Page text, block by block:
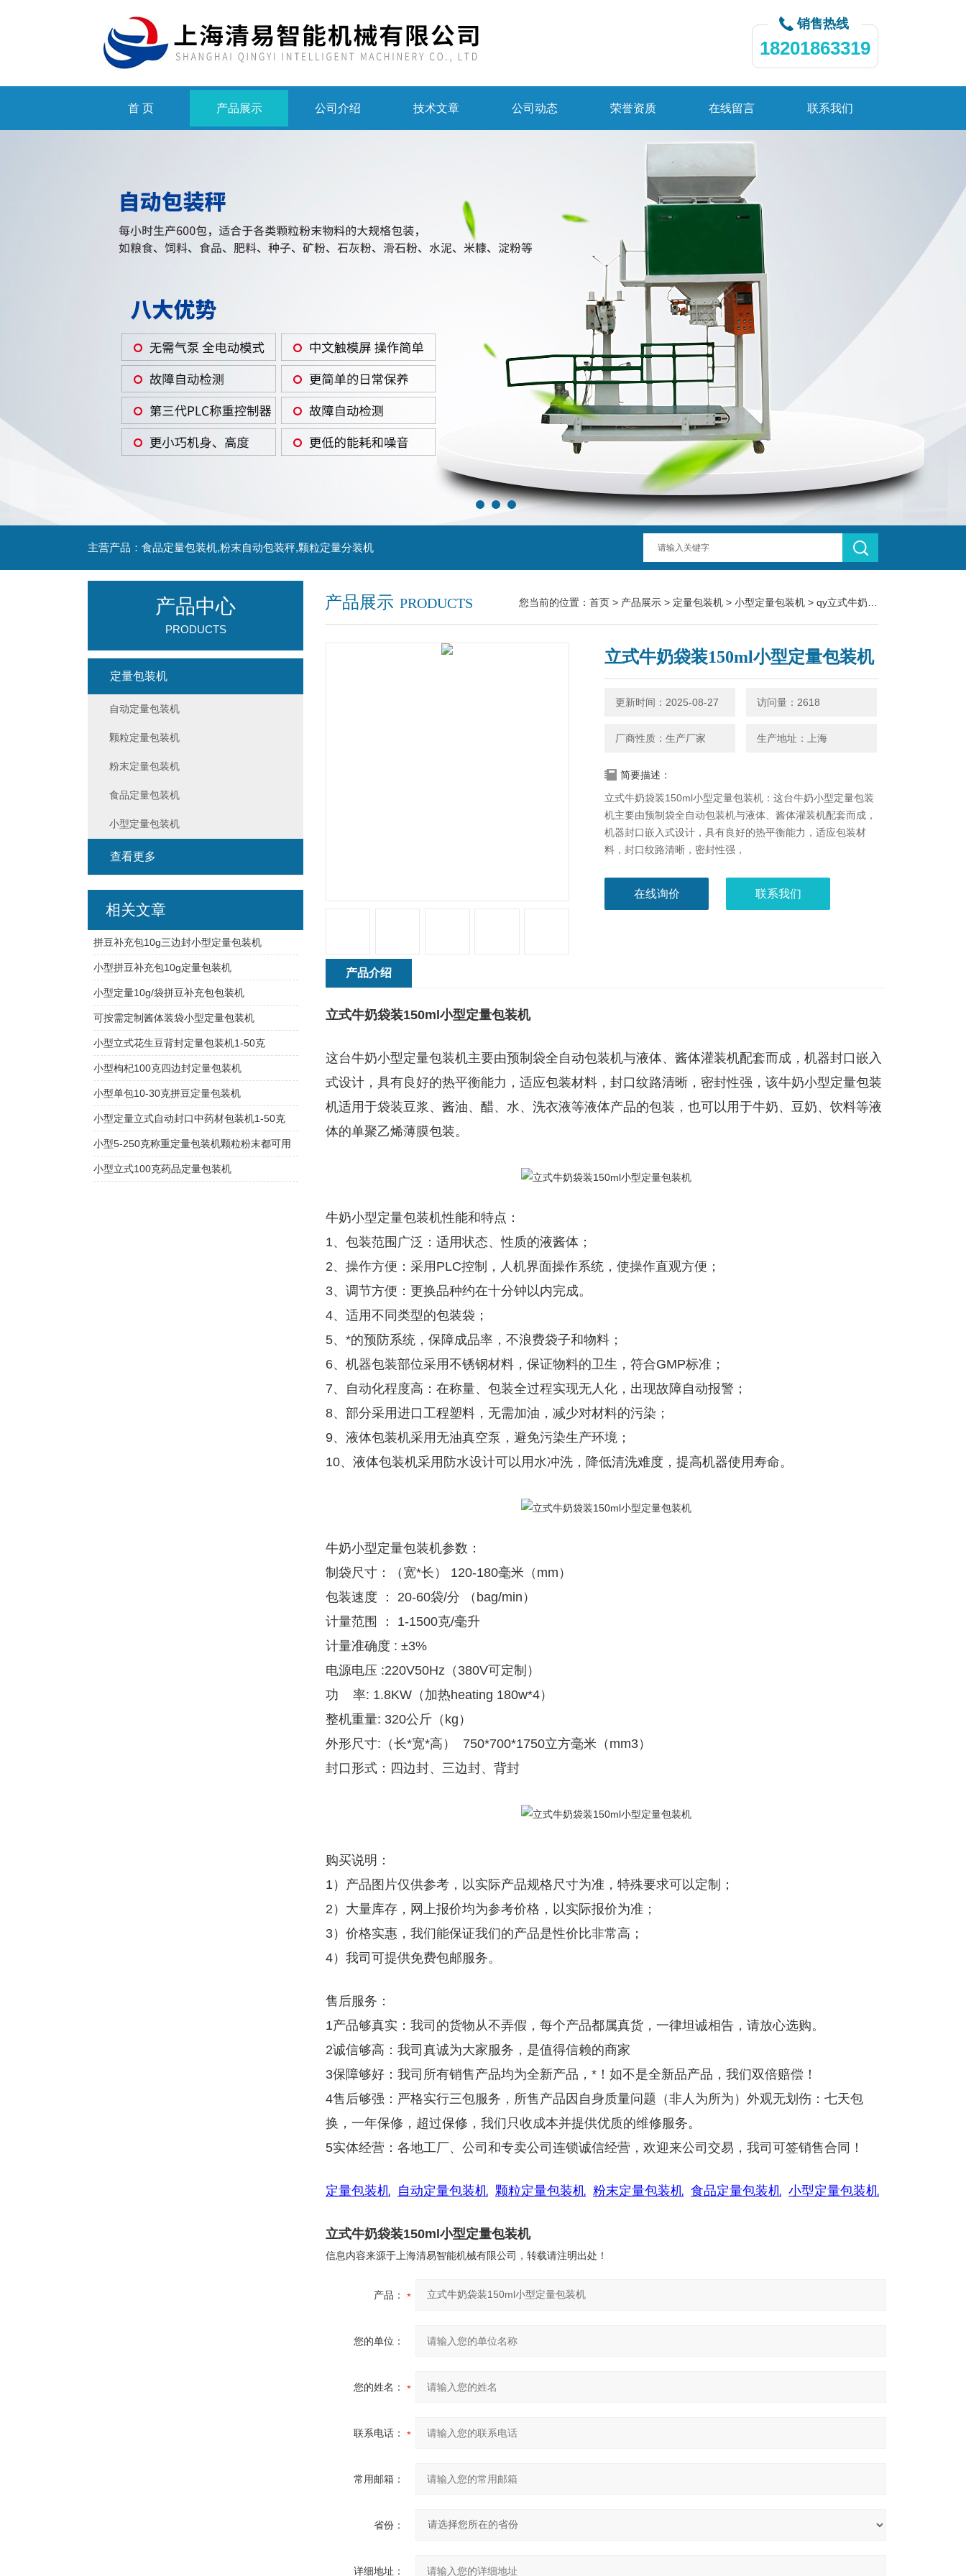
销售热线
18201863319
首 页 产品展示 公司介绍 技术文章 公司动态 荣誉资质 在线留言 联系我们
主营产品：食品定量包装机,粉末自动包装秤,颗粒定量分装机
产品展示 PRODUCTS 您当前的位置： 首页 > 产品展示 > 定量包装机 > 小型定量包装机 > qy立式牛奶袋装150ml小型定量包装机
立式牛奶袋装150ml小型定量包装机
更新时间：2025-08-27 访问量：2618
厂商性质：生产厂家 生产地址：上海
简要描述：
立式牛奶袋装150ml小型定量包装机：这台牛奶小型定量包装
机​主要由预制袋全自动包装机与液体、酱体灌装机配套而成，
机器封口嵌入式设计，具有良好的热平衡能力，适应包装材
料，封口纹路清晰，密封性强，
在线询价 联系我们
产品介绍
立式牛奶袋装150ml小型定量包装机
这台牛奶小型定量包装机主要由预制袋全自动包装机与液体、酱体灌装机配套而成，机器封口嵌入
式设计，具有良好的热平衡能力，适应包装材料，封口纹路清晰，密封性强，该牛奶小型定量包装
机适用于袋装豆浆、酱油、醋、水、洗衣液等液体产品的包装，也可以用于牛奶、豆奶、饮料等液
体的单聚乙烯薄膜包装。
牛奶小型定量包装机性能和特点：
1、包装范围广泛：适用状态、性质的液酱体；
2、操作方便：采用PLC控制，人机界面操作系统，使操作直观方便；
3、调节方便：更换品种约在十分钟以内完成。
4、适用不同类型的包装袋；
5、*的预防系统，保障成品率，不浪费袋子和物料；
6、机器包装部位采用不锈钢材料，保证物料的卫生，符合GMP标准；
7、自动化程度高：在称量、包装全过程实现无人化，出现故障自动报警；
8、部分采用进口工程塑料，无需加油，减少对材料的污染；
9、液体包装机采用无油真空泵，避免污染生产环境；
10、液体包装机采用防水设计可以用水冲洗，降低清洗难度，提高机器使用寿命。
牛奶小型定量包装机参数：
制袋尺寸：（宽*长） 120-180毫米（mm）
包装速度 ： 20-60袋/分 （bag/min）
计量范围 ： 1-1500克/毫升
计量准确度 : ±3%
电源电压 :220V50Hz（380V可定制）
功 率: 1.8KW（加热heating 180w*4）
整机重量: 320公斤（kg）
外形尺寸:（长*宽*高） 750*700*1750立方毫米（mm3）
封口形式：四边封、三边封、背封
购买说明：
1）产品图片仅供参考，以实际产品规格尺寸为准，特殊要求可以定制；
2）大量库存，网上报价均为参考价格，以实际报价为准；
3）价格实惠，我们能保证我们的产品是性价比非常高；
4）我司可提供免费包邮服务。
售后服务：
1产品够真实：我司的货物从不弄假，每个产品都属真货，一律坦诚相告，请放心选购。
2诚信够高：我司真诚为大家服务，是值得信赖的商家
3保障够好：我司所有销售产品均为全新产品，*！如不是全新品产品，我们双倍赔偿！
4售后够强：严格实行三包服务，所售产品因自身质量问题（非人为所为）外观无划伤：七天包
换，一年保修，超过保修，我们只收成本并提供优质的维修服务。
5实体经营：各地工厂、公司和专卖公司连锁诚信经营，欢迎来公司交易，我司可签销售合同！
定量包装机 自动定量包装机 颗粒定量包装机 粉末定量包装机 食品定量包装机 小型定量包装机
立式牛奶袋装150ml小型定量包装机
信息内容来源于上海清易智能机械有限公司，转载请注明出处！
产品：
您的单位：
您的姓名：
联系电话：
常用邮箱：
省份：
详细地址：
产品中心
PRODUCTS
定量包装机
自动定量包装机
颗粒定量包装机
粉末定量包装机
食品定量包装机
小型定量包装机
查看更多
相关文章
拼豆补充包10g三边封小型定量包装机
小型拼豆补充包10g定量包装机
小型定量10g/袋拼豆补充包包装机
可按需定制酱体装袋小型定量包装机
小型立式花生豆背封定量包装机1-50克
小型枸杞100克四边封定量包装机
小型单包10-30克拼豆定量包装机
小型定量立式自动封口中药材包装机1-50克
小型5-250克称重定量包装机颗粒粉末都可用
小型立式100克药品定量包装机